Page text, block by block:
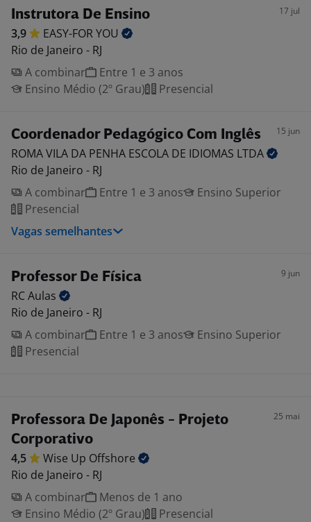
Instrutora De Ensino 17 jul
3,9 EASY-FORYOU
Rio de Janeiro - RJ
A combinar
Entre 1 e 3 anos
Ensino Médio (2º Grau)
Presencial
Coordenador Pedagógico Com Inglês 15 jun
ROMA VILA DA PENHA ESCOLA DE IDIOMAS LTDA
Rio de Janeiro - RJ
A combinar
Entre 1 e 3 anos
Ensino Superior
Presencial
Vagas semelhantes
Professor De Física 9 jun
RCAulas
Rio de Janeiro - RJ
A combinar
Entre 1 e 3 anos
Ensino Superior
Presencial
Professora De Japonês - Projeto
Corporativo
25 mai
4,5 Wise Up Offshore
Rio de Janeiro - RJ
A combinar
Menos de 1 ano
Ensino Médio (2º Grau)
Presencial